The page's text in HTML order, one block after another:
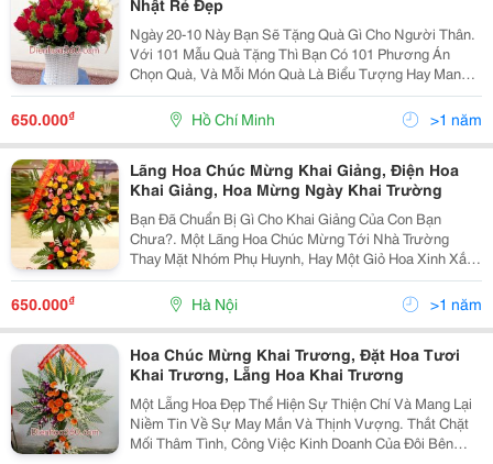
Nhật Rẻ Đẹp
Ngày 20-10 Này Bạn Sẽ Tặng Quà Gì Cho Người Thân.
Với 101 Mẫu Quà Tặng Thì Bạn Có 101 Phương Án
Chọn Quà, Và Mỗi Món Quà Là Biểu Tượng Hay Mang Ý
Nghĩa Riêng. Chúng Tôi Giới Thiệu Các Bạn Một Số
Mẫu Quà Tặng Độc Đáo Cho Ngày 20-10 Như Sau: N
650.000₫ Hồ Chí Minh >1 năm
Lãng Hoa Chúc Mừng Khai Giảng, Điện Hoa
Khai Giảng, Hoa Mừng Ngày Khai Trường
Bạn Đã Chuẩn Bị Gì Cho Khai Giảng Của Con Bạn
Chưa?. Một Lãng Hoa Chúc Mừng Tới Nhà Trường
Thay Mặt Nhóm Phụ Huynh, Hay Một Giỏ Hoa Xinh Xắn
Gửi Tới Thầy Cô Nhân Ngày Khai Giảng. Với Lời Nhắn
Nhủ Và Lời Chúc Một Năm Học Thành Công, Một Lời
Động Viên
650.000₫ Hà Nội >1 năm
Hoa Chúc Mừng Khai Trương, Đặt Hoa Tươi
Khai Trương, Lẵng Hoa Khai Trương
Một Lẵng Hoa Đẹp Thể Hiện Sự Thiện Chí Và Mang Lại
Niềm Tin Về Sự May Mắn Và Thịnh Vượng. Thắt Chặt
Mối Thâm Tình, Công Việc Kinh Doanh Của Đôi Bên